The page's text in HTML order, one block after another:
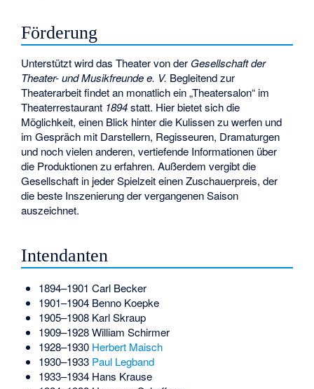
Förderung
Unterstützt wird das Theater von der Gesellschaft der
Theater- und Musikfreunde e. V. Begleitend zur
Theaterarbeit findet an monatlich ein „Theatersalon“ im
Theaterrestaurant 1894statt. Hier bietet sich die
Möglichkeit, einen Blick hinter die Kulissen zu werfen und
im Gespräch mit Darstellern, Regisseuren, Dramaturgen
und noch vielen anderen, vertiefende Informationen über
die Produktionen zu erfahren. Außerdem vergibt die
Gesellschaft in jeder Spielzeit einen Zuschauerpreis, der
die beste Inszenierung der vergangenen Saison
auszeichnet.
Intendanten
1894–1901 Carl Becker
1901–1904 Benno Koepke
1905–1908 Karl Skraup
1909–1928William Schirmer
1928–1930 Herbert Maisch
1930–1933 Paul Legband
1933–1934 Hans Krause